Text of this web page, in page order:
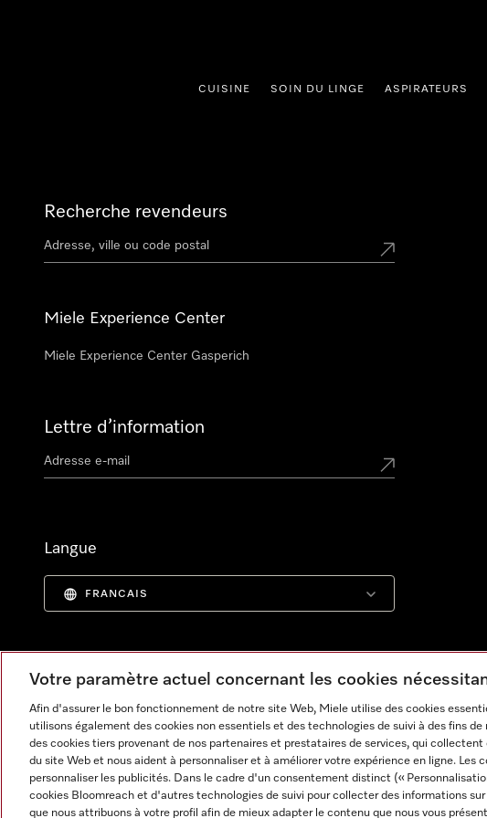
CUISINE SOIN DU LINGE ASPIRATEURS
Recherche revendeurs
Miele Experience Center
Miele Experience Center Gasperich
Lettre d’information
Langue
FRANCAIS
Informations légales CGV Protection des données Conditions
Votre paramètre actuel concernant les cookies
Afin d'assurer le bon fonctionnement de notre site Web, Miele utilise des cookies
utilisons également des cookies non essentiels et des technologies de suivi à des fins
des cookies tiers provenant de nos partenaires et prestataires de services, qui
du site Web et nous aident à personnaliser et à améliorer votre expérience en ligne. Les
personnaliser les publicités. Dans le cadre d'un consentement distinct («
cookies Bloomreach et d'autres technologies de suivi pour collecter des informations
que nous attribuons à votre profil afin de mieux adapter le contenu que nous vous